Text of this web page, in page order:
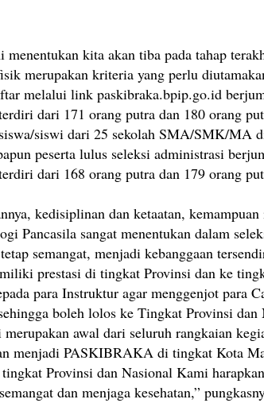
menentukan kita akan tiba pada tahap
merupakan kriteria yang perlu
melalui link paskibraka.bpip.go.id
dari 171 orang putra dan 180 orang
siswi dari 25 sekolah SMA/SMK/MA
peserta lulus seleksi administrasi
dari 168 orang putra dan 179 orang
kedisiplinan dan ketaatan,
Pancasila sangat menentukan dalam
semangat, menjadi kebanggaan
prestasi di tingkat Provinsi dan ke
para Instruktur agar menggenjot para
boleh lolos ke Tingkat Provinsi dan
awal dari seluruh rangkaian
menjadi PASKIBRAKA di tingkat Kota
Provinsi dan Nasional Kami
dan menjaga kesehatan,”